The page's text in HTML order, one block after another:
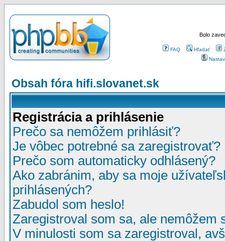
Bolo
FAQ Hľadať
Obsah fóra hifi.slovanet.sk
Registrácia a prihlásenie
Prečo sa nemôžem prihlásiť?
Je vôbec potrebné sa zaregistrovať?
Prečo som automaticky odhlásený?
Ako zabránim, aby sa moje
prihlásených?
Zabudol som heslo!
Zaregistroval som sa, ale nemôžem
V minulosti som sa zaregistroval,